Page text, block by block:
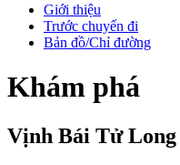
Giới thiệu
Trước chuyến đi
Bản đồ/Chỉ đường
Khám phá
Vịnh Bái Tử Long